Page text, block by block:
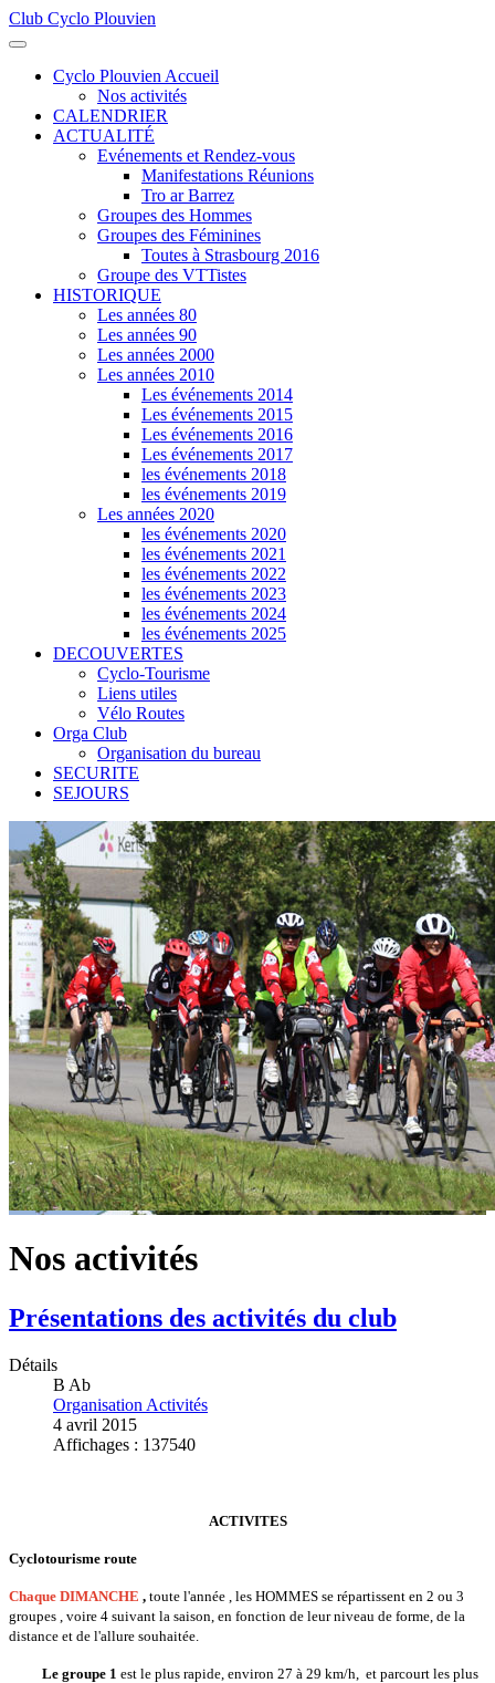
Club Cyclo Plouvien
Cyclo Plouvien Accueil
Nos activités
CALENDRIER
ACTUALITÉ
Evénements et Rendez-vous
Manifestations Réunions
Tro ar Barrez
Groupes des Hommes
Groupes des Féminines
Toutes à Strasbourg 2016
Groupe des VTTistes
HISTORIQUE
Les années 80
Les années 90
Les années 2000
Les années 2010
Les événements 2014
Les événements 2015
Les événements 2016
Les événements 2017
les événements 2018
les événements 2019
Les années 2020
les événements 2020
les événements 2021
les événements 2022
les événements 2023
les événements 2024
les événements 2025
DECOUVERTES
Cyclo-Tourisme
Liens utiles
Vélo Routes
Orga Club
Organisation du bureau
SECURITE
SEJOURS
Nos activités
Présentations des activités du club
Détails
B Ab
Organisation Activités
4 avril 2015
Affichages : 137540
ACTIVITES
Cyclotourisme route
Chaque DIMANCHE , toute l'année , les HOMMES se répartissent en 2 ou 3
groupes , voire 4 suivant la saison, en fonction de leur niveau de forme, de la
distance et de l'allure souhaitée.
Le groupe 1 est le plus rapide, environ 27 à 29 km/h, et parcourt les plus
précédente
précédent
suivante
suivant